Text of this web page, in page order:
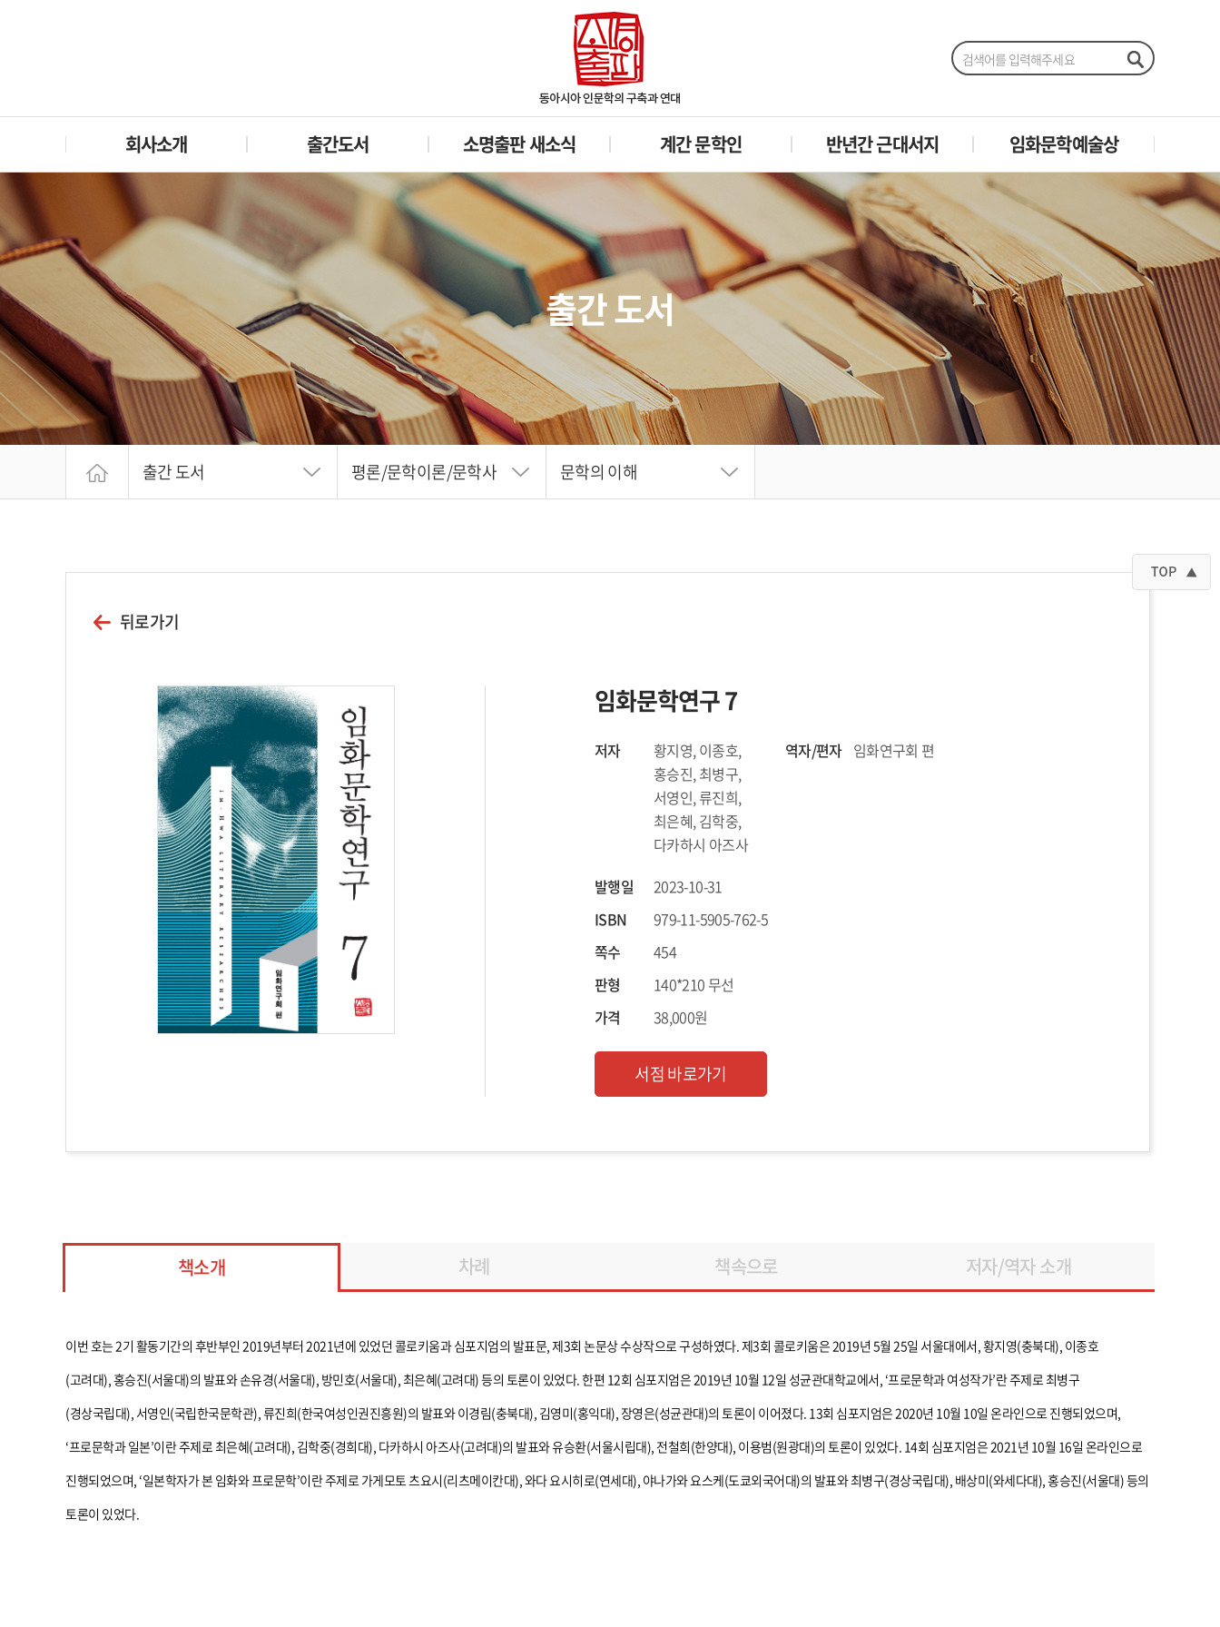
회사소개 출간도서 소명출판 새소식 계간 문학인 반년간 근대서지 임화문학예술상
출간 도서
출간 도서 평론/문학이론/문학사 문학의 이해
뒤로가기
임화문학연구 7
저자
황지영, 이종호,
홍승진, 최병구,
서영인, 류진희,
최은혜, 김학중,
다카하시 아즈사
역자/편자 임화연구회 편
발행일
2023-10-31
ISBN
979-11-5905-762-5
쪽수
454
판형
140*210 무선
가격
38,000원
서점 바로가기
책소개 차례 책속으로 저자/역자 소개
이번 호는 2기 활동기간의 후반부인 2019년부터 2021년에 있었던 콜로키움과 심포지엄의 발표문, 제3회 논문상 수상작으로 구성하였다. 제3회 콜로키움은 2019년 5월 25일 서울대에서, 황지영(충북대), 이종호
(고려대), 홍승진(서울대)의 발표와 손유경(서울대), 방민호(서울대), 최은혜(고려대) 등의 토론이 있었다. 한편 12회 심포지엄은 2019년 10월 12일 성균관대학교에서, ‘프로문학과 여성작가’란 주제로 최병구
(경상국립대), 서영인(국립한국문학관), 류진희(한국여성인권진흥원)의 발표와 이경림(충북대), 김영미(홍익대), 장영은(성균관대)의 토론이 이어졌다. 13회 심포지엄은 2020년 10월 10일 온라인으로 진행되었으며,
‘프로문학과 일본’이란 주제로 최은혜(고려대), 김학중(경희대), 다카하시 아즈사(고려대)의 발표와 유승환(서울시립대), 전철희(한양대), 이용범(원광대)의 토론이 있었다. 14회 심포지엄은 2021년 10월 16일 온라인으로
진행되었으며, ‘일본학자가 본 임화와 프로문학’이란 주제로 가게모토 츠요시(리츠메이칸대), 와다 요시히로(연세대), 야나가와 요스케(도쿄외국어대)의 발표와 최병구(경상국립대), 배상미(와세다대), 홍승진(서울대) 등의
토론이 있었다.